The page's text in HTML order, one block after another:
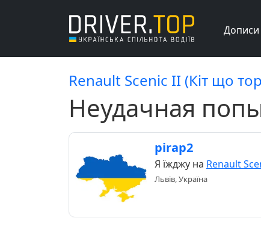
Дописи
Renault Scenic II (Кіт що
Неудачная
pirap2
Я їжджу на Renault
Львів, Україна